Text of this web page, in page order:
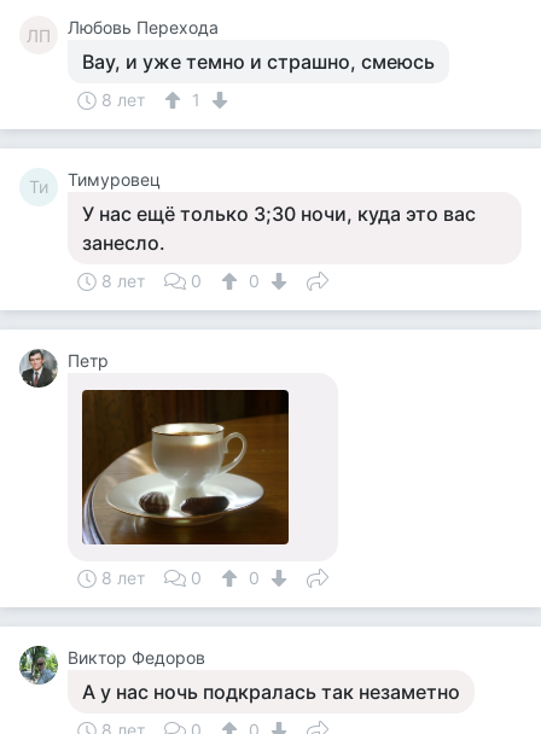
ЛП Любовь Перехода
Вау, и уже темно и страшно, смеюсь
8 лет 1
Ти Тимуровец
У нас ещё только 3;30 ночи, куда это вас
занесло.
8 лет 0 0
Петр
8 лет 0 0
Виктор Федоров
А у нас ночь подкралась так незаметно
8 лет 0 0